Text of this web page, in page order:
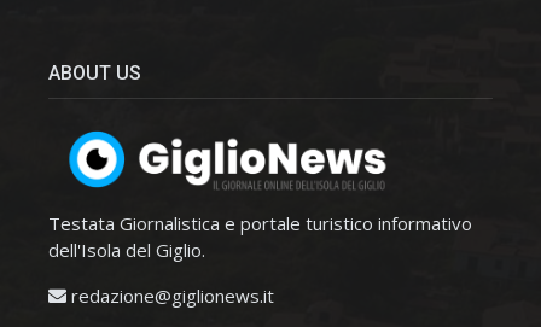
ABOUT US
Testata Giornalistica e portale turistico informativo
dell'Isola del Giglio.
redazione@giglionews.it